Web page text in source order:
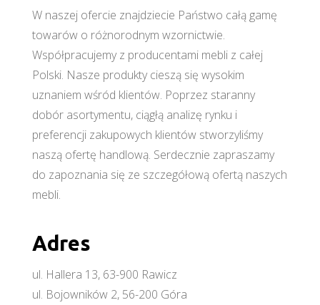
W naszej ofercie znajdziecie Państwo całą gamę
towarów o różnorodnym wzornictwie.
Współpracujemy z producentami mebli z całej
Polski. Nasze produkty cieszą się wysokim
uznaniem wśród klientów. Poprzez staranny
dobór asortymentu, ciągłą analizę rynku i
preferencji zakupowych klientów stworzyliśmy
naszą ofertę handlową. Serdecznie zapraszamy
do zapoznania się ze szczegółową ofertą naszych
mebli.
Adres
ul. Hallera 13, 63-900 Rawicz
ul. Bojowników 2, 56-200 Góra